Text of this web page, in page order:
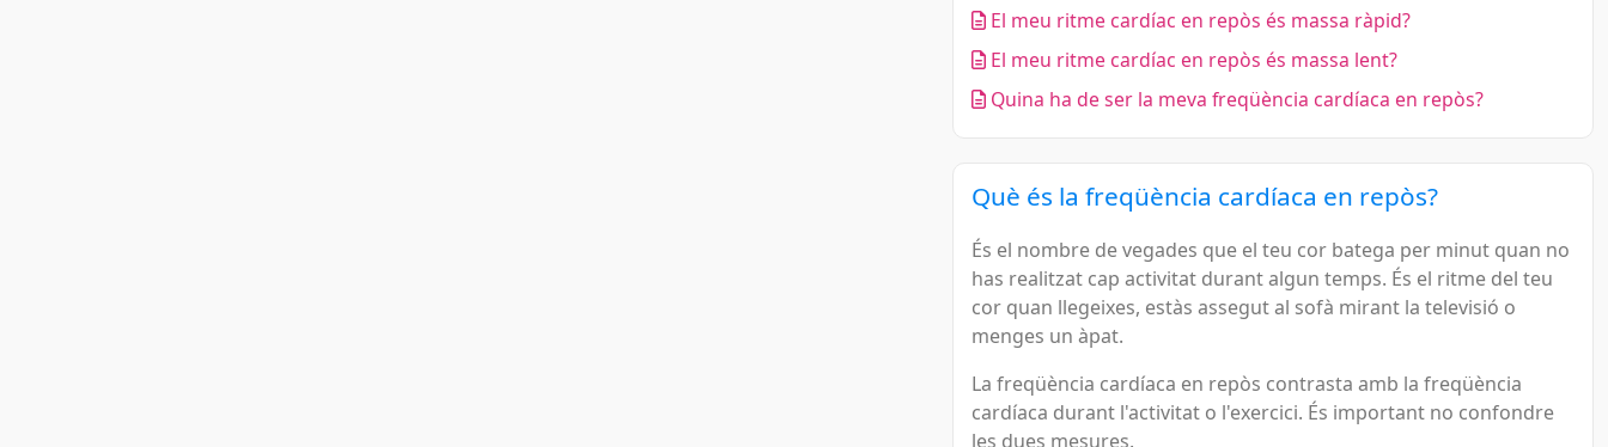
El meu ritme cardíac en repòs és massa ràpid?
El meu ritme cardíac en repòs és massa lent?
Quina ha de ser la meva freqüència cardíaca en repòs?
Què és la freqüència cardíaca en repòs?
És el nombre de vegades que el teu cor batega per minut quan no
has realitzat cap activitat durant algun temps. És el ritme del teu
cor quan llegeixes, estàs assegut al sofà mirant la televisió o
menges un àpat.
La freqüència cardíaca en repòs contrasta amb la freqüència
cardíaca durant l'activitat o l'exercici. És important no confondre
les dues mesures.